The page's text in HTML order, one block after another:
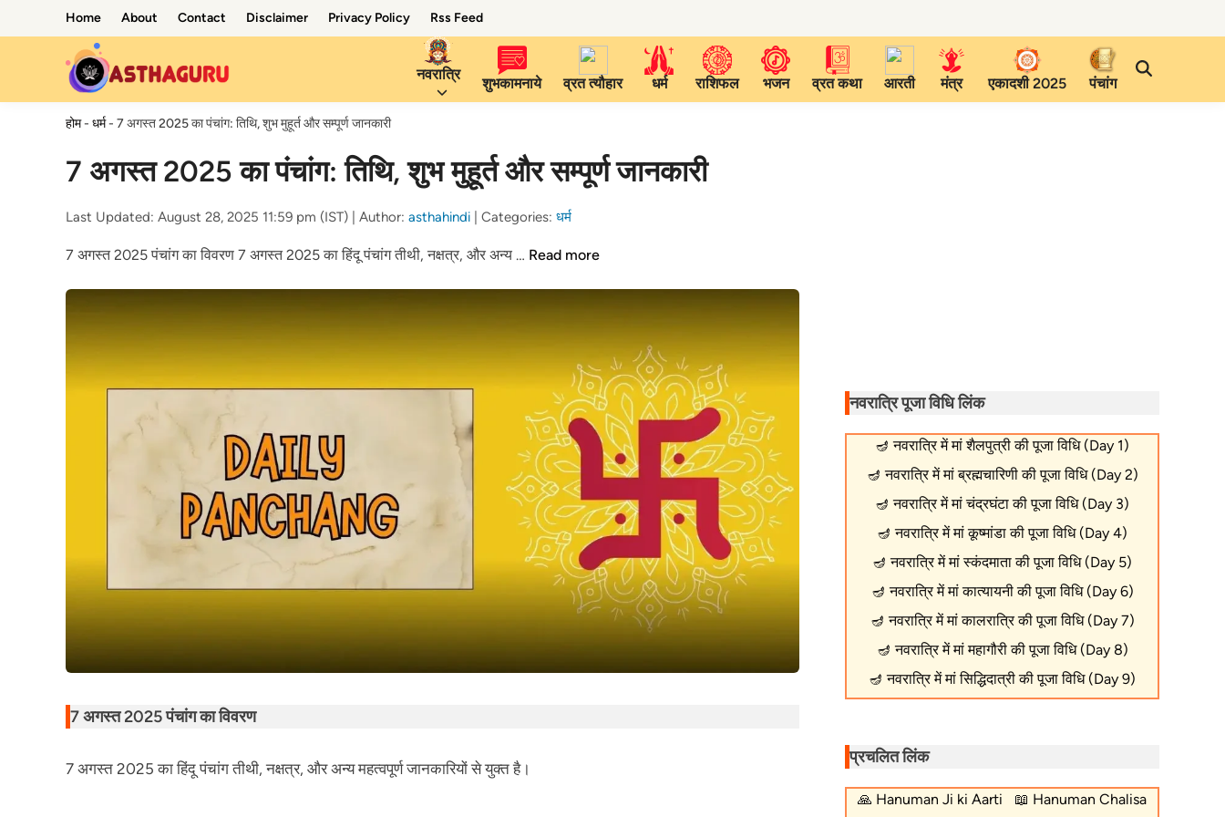
Home About Contact Disclaimer Privacy Policy Rss Feed
नवरात्रि
शुभकामनाये व्रत त्यौहार धर्म राशिफल भजन व्रत कथा आरती मंत्र एकादशी 2025 पंचांग
होम- धर्म- 7 अगस्त 2025 का पंचांग: तिथि, शुभ मुहूर्त और सम्पूर्ण जानकारी
7 अगस्त 2025 का पंचांग: तिथि, शुभ मुहूर्त और सम्पूर्ण जानकारी
Last Updated: August 28, 2025 11:59 pm (IST) | Author: asthahindi Categories: धर्म
7 अगस्त 2025 पंचांग का विवरण 7 अगस्त 2025 का हिंदू पंचांग तीथी, नक्षत्र, और अन्य … 7
मुहूर्त
और
सम्पूर्ण
जानकारी
Read more
7 अगस्त 2025 पंचांग का विवरण
7 अगस्त 2025 का हिंदू पंचांग तीथी, नक्षत्र, और अन्य महत्वपूर्ण जानकारियों से युक्त है।
नवरात्रि पूजा विधि लिंक
🪔 नवरात्रि में मां शैलपुत्री की पूजा विधि (Day 1)
🪔 नवरात्रि में मां ब्रह्मचारिणी की पूजा विधि (Day 2)
🪔 नवरात्रि में मां चंद्रघंटा की पूजा विधि (Day 3)
🪔 नवरात्रि में मां कूष्मांडा की पूजा विधि (Day 4)
🪔 नवरात्रि में मां स्कंदमाता की पूजा विधि (Day 5)
🪔 नवरात्रि में मां कात्यायनी की पूजा विधि (Day 6)
🪔 नवरात्रि में मां कालरात्रि की पूजा विधि (Day 7)
🪔 नवरात्रि में मां महागौरी की पूजा विधि (Day 8)
🪔 नवरात्रि में मां सिद्धिदात्री की पूजा विधि (Day 9)
प्रचलित लिंक
🙏 Hanuman Ji ki Aarti 📖 Hanuman Chalisa